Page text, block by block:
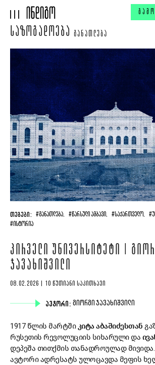
ᲡᲐᲖᲝᲒᲐᲓᲝᲔᲑᲐ ᲒᲐᲜᲐᲗᲚᲔᲑᲐ
ᲗᲔᲒᲔᲑᲘ: #ᲒᲐᲜᲐᲗᲚᲔᲑᲐ, #ᲬᲐᲠᲡᲣᲚᲘ ᲐᲛᲑᲐᲕᲘ, #ᲡᲐᲥᲐᲠᲗᲕᲔᲚᲝ,
#ᲘᲡᲢᲝᲠᲘᲐ
ᲞᲘᲠᲕᲔᲚᲘ ᲣᲜᲘᲕᲔᲠᲡᲘᲢᲔᲢᲘ |
ᲯᲐᲕᲐᲮᲘᲨᲕᲘᲚᲘ
08.02.2026 | 10 ᲬᲣᲗᲘᲐᲜᲘ ᲡᲐᲙᲘᲗᲮᲐᲕᲘ
ᲐᲕᲢᲝᲠᲘ: ᲒᲘᲝᲠᲒᲘ ᲯᲐᲕᲐᲮᲘᲨᲕᲘᲚᲘ
1917 წლის მარტშიკიტა აბაშიძესთან
რუსეთის რევოლუციის სიხარული და
დეპეშა თითქმის თანადროულად
ავტორი ადრესატს ულოცავდა მეფის